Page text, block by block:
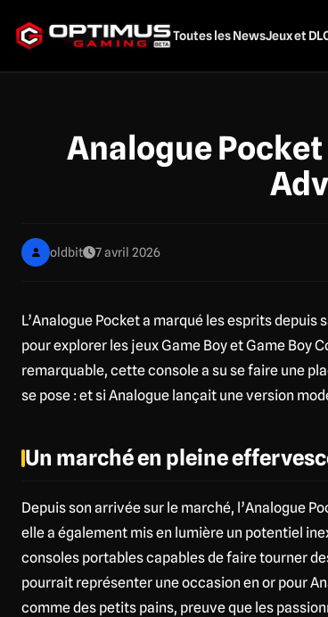
contenu
principal
Toutes les NewsJeux et
Analogue Pocket
oldbit 7 avril 2026
L’Analogue Pocket a marqué les esprits
pour explorer les jeux Game Boy et Game Boy
remarquable, cette console a su se faire une
se pose : et si Analogue lançait une version
Un marché en pleine
Depuis son arrivée sur le marché, l’Analogue
elle a également mis en lumière un potentiel
consoles portables capables de faire tourner
pourrait représenter une occasion en or pour
comme des petits pains, preuve que les